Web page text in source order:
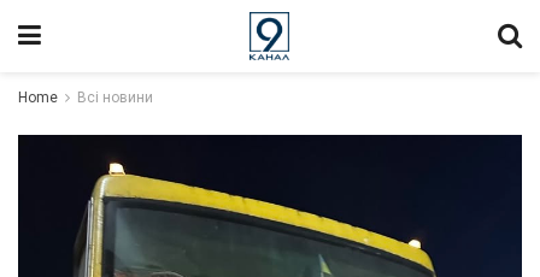
Home Всі новини